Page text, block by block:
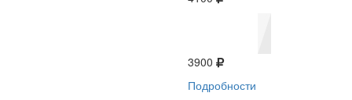
3900
Подробности